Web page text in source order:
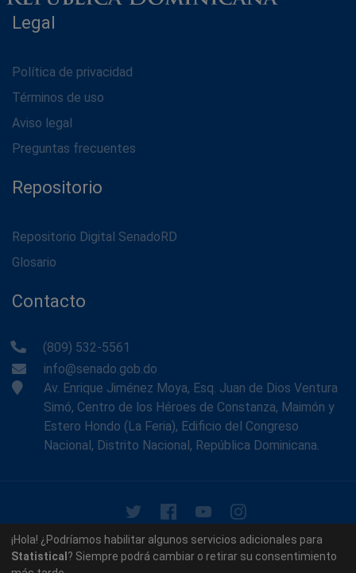
Legal
Política de privacidad
Términos de uso
Aviso legal
Preguntas frecuentes
Repositorio
Repositorio Digital SenadoRD
Glosario
Contacto
(809) 532-5561
info@senado.gob.do
Av. Enrique Jiménez Moya, Esq. Juan de Dios Ventura
Simó, Centro de los Héroes de Constanza, Maimón y
Estero Hondo (La Feria), Edificio del Congreso
Nacional, Distrito Nacional, República Dominicana.
© 2026 - Memoria Histórica del Senado de la República
Dominicana. Todos los derechos reservados.
¡Hola! ¿Podríamos habilitar algunos servicios adicionales para
Statistical ? Siempre podrá cambiar o retirar su consentimiento